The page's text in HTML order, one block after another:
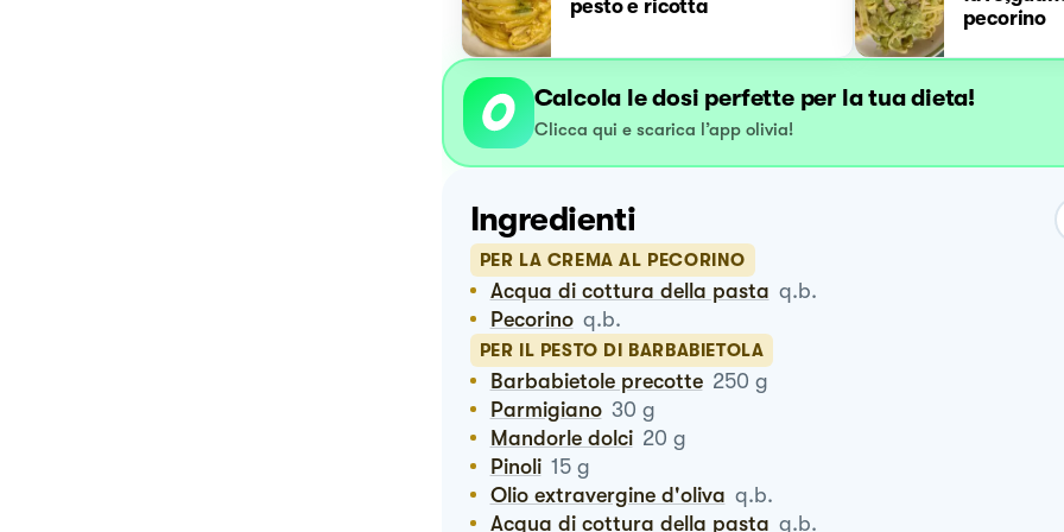
pesto e ricotta
pecorino
Calcola le dosi perfette per la tua dieta!
Clicca qui e scarica l’app olivia!
Ingredienti
PER LA CREMA AL PECORINO
Acqua di cottura della pasta q.b.
Pecorino q.b.
PER IL PESTO DI BARBABIETOLA
Barbabietole precotte 250 g
Parmigiano 30 g
Mandorle dolci 20 g
Pinoli 15 g
Olio extravergine d'oliva q.b.
Acqua di cottura della pasta q.b.